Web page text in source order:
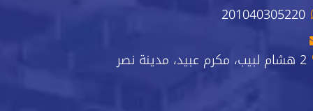
201040305220
2 هشام لبيب، مكرم عبيد، مدينة نصر